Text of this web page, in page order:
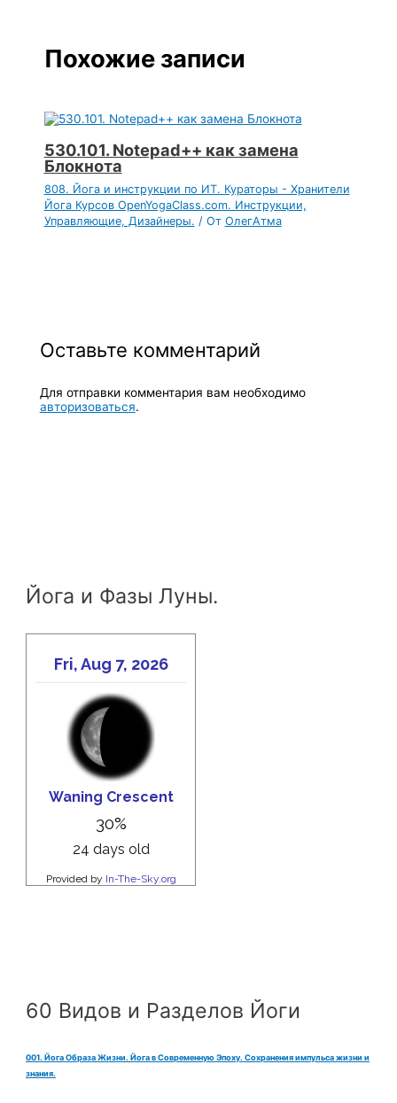
Похожие записи
530.101. Notepad++ как замена
Блокнота
808. Йога и инструкции по ИТ. Кураторы - Хранители
Йога Курсов OpenYogaClass.com. Инструкции,
Управляющие, Дизайнеры. / От ОлегАтма
Оставьте комментарий
Для отправки комментария вам необходимо
авторизоваться.
Йога и Фазы Луны.
60 Видов и Разделов Йоги
001. Йога Образа Жизни. Йога в Современную Эпоху. Сохранения импульса жизни и
знания.